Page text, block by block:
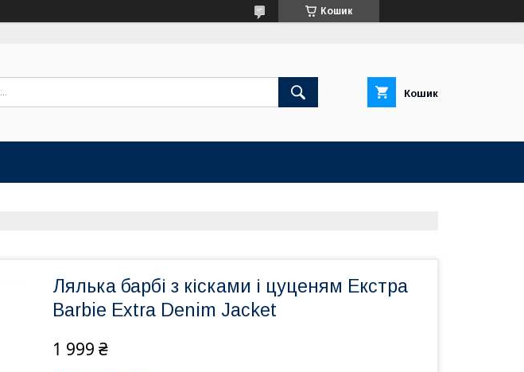
Кошик
Кошик
Лялька барбі з кісками і цуценям Екстра
Barbie Extra Denim Jacket
1 999 ₴